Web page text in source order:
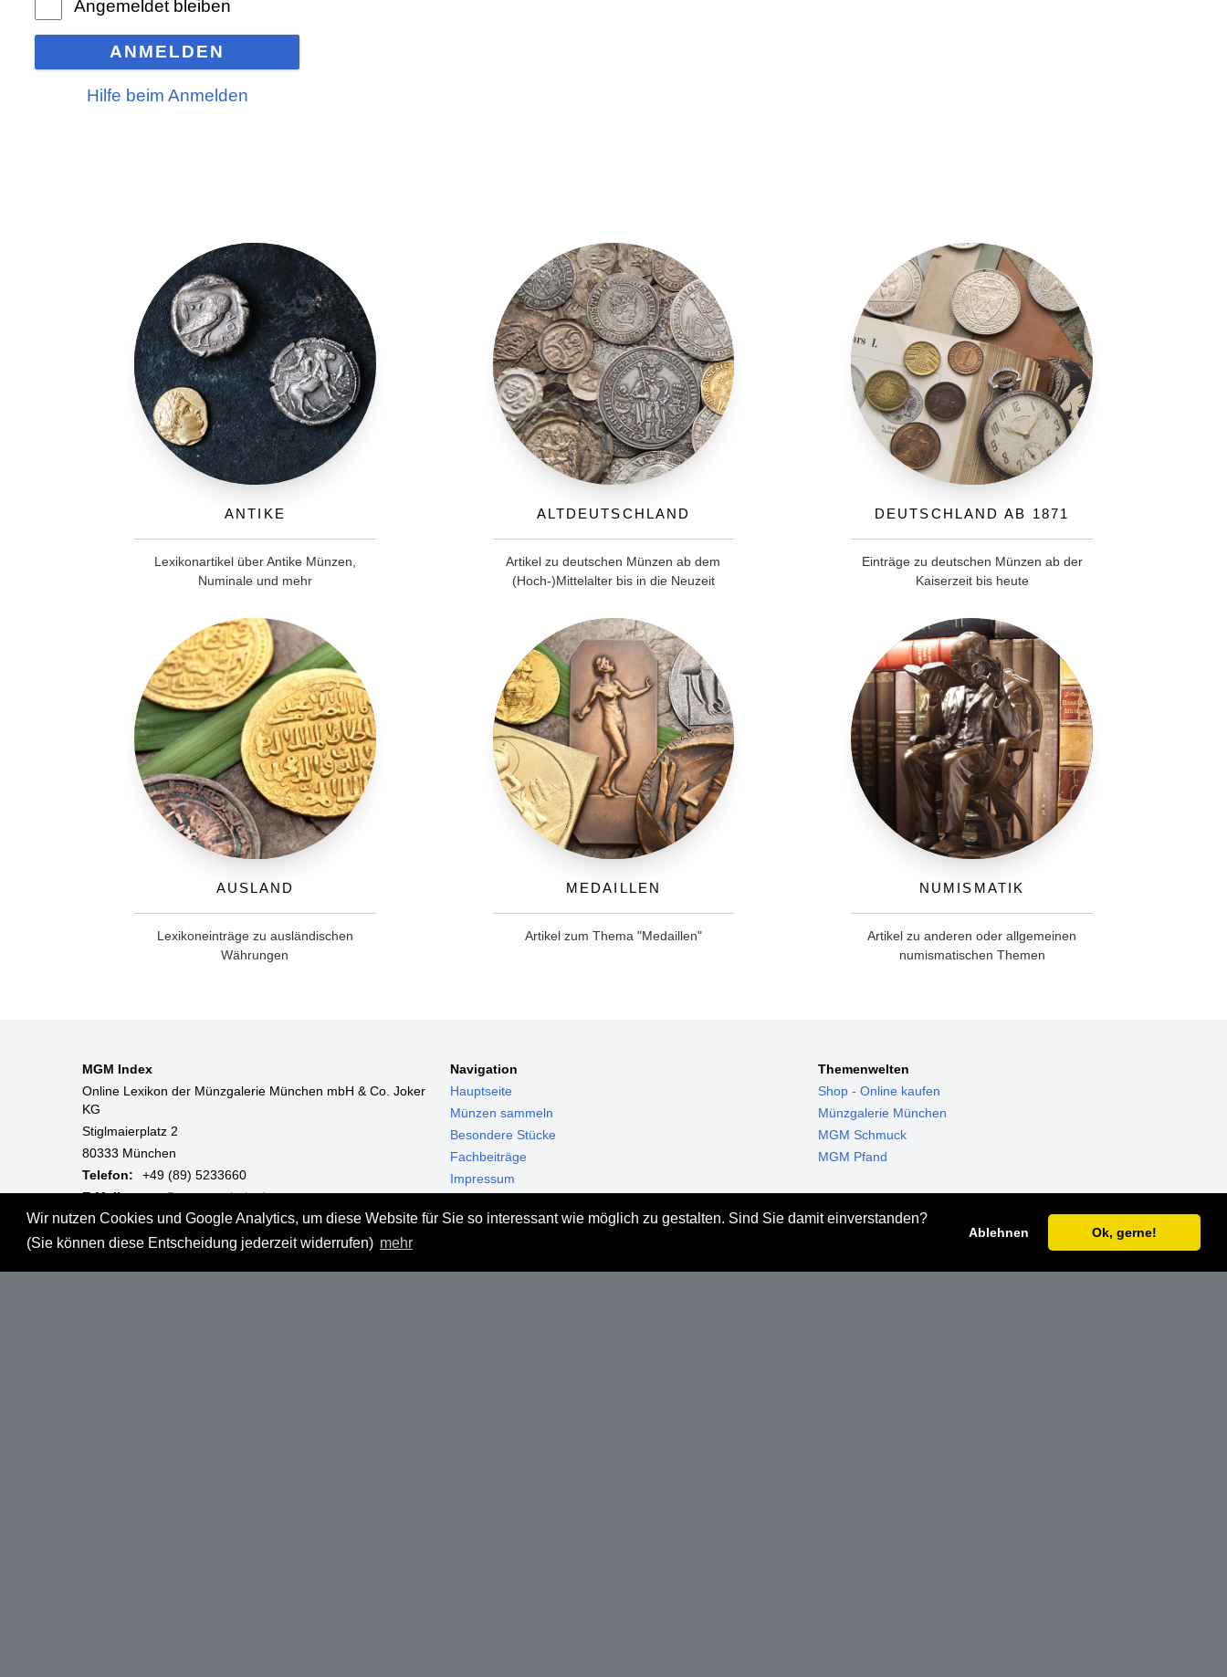
Wir nutzen Cookies und Google Analytics, um diese Website für Sie so interessant wie möglich zu gestalten. Sind Sie damit einverstanden?
(Sie können diese Entscheidung jederzeit widerrufen) mehr
Ablehnen Ok, gerne!
Angemeldet bleiben
ANMELDEN
Hilfe beim Anmelden
Antike
Lexikonartikel über Antike Münzen,
Numinale und mehr
Altdeutschland
Artikel zu deutschen Münzen ab dem
(Hoch-)Mittelalter bis in die Neuzeit
Deutschland ab 1871
Einträge zu deutschen Münzen ab der
Kaiserzeit bis heute
Ausland
Lexikoneinträge zu ausländischen
Währungen
Medaillen
Artikel zum Thema "Medaillen"
Numismatik
Artikel zu anderen oder allgemeinen
numismatischen Themen
MGM Index
Online Lexikon der Münzgalerie München mbH & Co. Joker
KG
Stiglmaierplatz 2
80333 München
Telefon:
+49 (89) 5233660
E-Mail:
mgm@muenzgalerie.de
Mo-Fr:
9:00 - 18:00 Uhr
Navigation
Hauptseite
Münzen sammeln
Besondere Stücke
Fachbeiträge
Impressum
Haftungsausschluss
Themenwelten
Shop - Online kaufen
Münzgalerie München
MGM Schmuck
MGM Pfand